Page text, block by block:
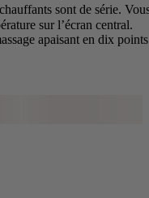
sont de série.
sur l’écran central.
apaisant en dix points